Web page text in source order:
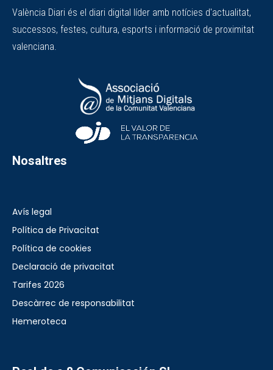
València Diari és el diari digital líder amb notícies d'actualitat,
successos, festes, cultura, esports i informació de proximitat
valenciana.
Nosaltres
Avís legal
Política de Privacitat
Política de cookies
Declaració de privacitat
Tarifes 2026
Descàrrec de responsabilitat
Hemeroteca